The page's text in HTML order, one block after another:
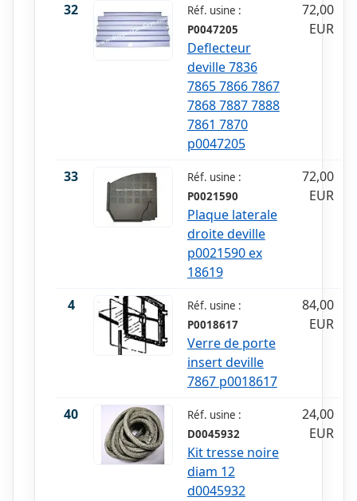
32
Réf. usine :
P0047205
Deflecteur
deville 7836
7865 7866 7867
7868 7887 7888
7861 7870
p0047205
72,00
EUR
33
Réf. usine :
P0021590
Plaque laterale
droite deville
p0021590 ex
18619
72,00
EUR
4
Réf. usine :
P0018617
Verre de porte
insert deville
7867 p0018617
84,00
EUR
40
Réf. usine :
D0045932
Kit tresse noire
diam 12
d0045932
24,00
EUR